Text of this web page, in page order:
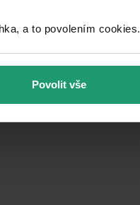
a to povolením cookies.​
Povolit vše